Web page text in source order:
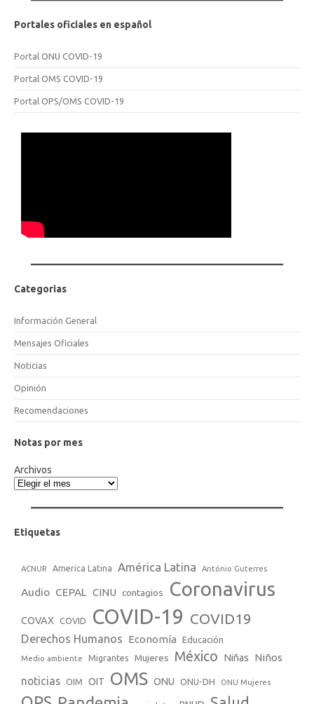
Portales oficiales en español
Portal ONU COVID-19
Portal OMS COVID-19
Portal OPS/OMS COVID-19
Categorias
Información General
Mensajes Oficiales
Noticias
Opinión
Recomendaciones
Notas por mes
Archivos
Etiquetas
ACNUR America Latina América Latina António Guterres
Audio CEPAL CINU contagios Coronavirus
COVAX COVID COVID-19 COVID19
Derechos Humanos Economía Educación
Medio ambiente Migrantes Mujeres México Niñas Niños
noticias OIM OIT OMS ONU ONU-DH ONU Mujeres